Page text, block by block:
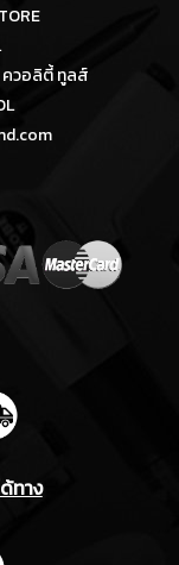
ควอลิตี้ ทูลส์
ทาง